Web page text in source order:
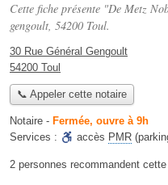
Cette fiche présente "De Metz
gengoult, 54200 Toul.
30 Rue Général Gengoult
54200 Toul
📞 Appeler cette notaire
Notaire - Fermée, ouvre à 9h
Services :
accès PMR
2 personnes recommandent cette